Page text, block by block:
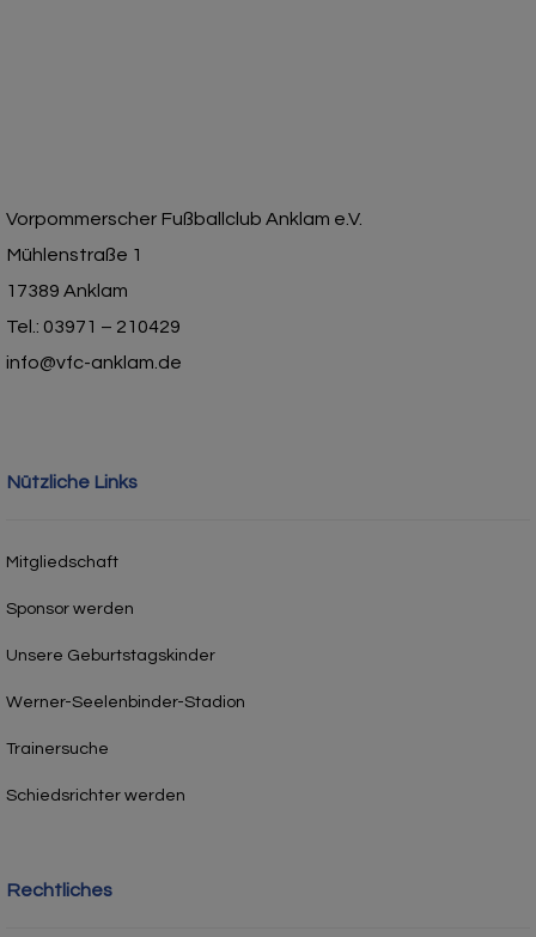
Vorpommerscher Fußballclub Anklam e.V.
Mühlenstraße 1
17389 Anklam
Tel.: 03971 – 210429
info@vfc-anklam.de
Nützliche Links
Mitgliedschaft
Sponsor werden
Unsere Geburtstagskinder
Werner-Seelenbinder-Stadion
Trainersuche
Schiedsrichter werden
Rechtliches